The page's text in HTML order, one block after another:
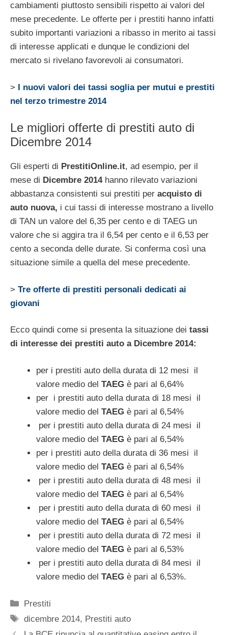
cambiamenti piuttosto sensibili rispetto ai valori del
mese precedente. Le offerte per i prestiti hanno infatti
subito importanti variazioni a ribasso in merito ai tassi
di interesse applicati e dunque le condizioni del
mercato si rivelano favorevoli ai consumatori.
> I nuovi valori dei tassi soglia per mutui e prestiti
nel terzo trimestre 2014
Le migliori offerte di prestiti auto di
Dicembre 2014
Gli esperti di PrestitiOnline.it, ad esempio, per il
mese di Dicembre 2014hanno rilevato variazioni
abbastanza consistenti sui prestiti per acquisto di
auto nuova, i cui tassi di interesse mostrano a livello
di TAN un valore del 6,35 per cento e di TAEG un
valore che si aggira tra il 6,54 per cento e il 6,53 per
cento a seconda delle durate. Si conferma così una
situazione simile a quella del mese precedente.
> Tre offerte di prestiti personali dedicati ai
giovani
Ecco quindi come si presenta la situazione dei tassi
di interesse dei prestiti auto a Dicembre 2014:
per i prestiti auto della durata di 12 mesi il
valore medio del TAEG è pari al 6,64%
per i prestiti auto della durata di 18 mesi il
valore medio del TAEG è pari al 6,54%
per i prestiti auto della durata di 24 mesi il
valore medio del TAEG è pari al 6,54%
per i prestiti auto della durata di 36 mesi il
valore medio del TAEG è pari al 6,54%
per i prestiti auto della durata di 48 mesi il
valore medio del TAEG è pari al 6,54%
per i prestiti auto della durata di 60 mesi il
valore medio del TAEG è pari al 6,54%
per i prestiti auto della durata di 72 mesi il
valore medio del TAEG è pari al 6,53%
per i prestiti auto della durata di 84 mesi il
valore medio del TAEG è pari al 6,53%.
Categorie
Prestiti
Tag
dicembre 2014, Prestiti auto